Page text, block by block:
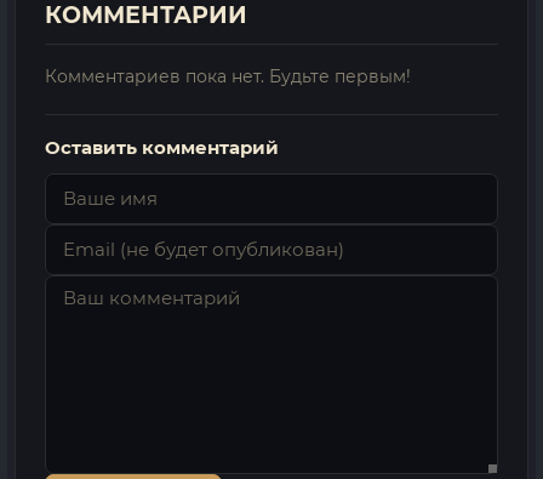
КОММЕНТАРИИ
Комментариев пока нет. Будьте первым!
Оставить комментарий